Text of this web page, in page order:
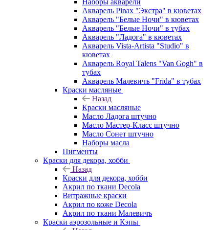
Наборы акварели
Акварель Pinax "Экстра" в кюветах
Акварель "Белые Ночи" в кюветах
Акварель "Белые Ночи" в тубах
Акварель "Ладога" в кюветах
Акварель Vista-Artista "Studio" в
кюветах
Акварель Royal Talens "Van Gogh" в
тубах
Акварель Малевичъ "Frida" в тубах
Краски масляные
Назад
Краски масляные
Масло Ладога штучно
Масло Мастер-Класс штучно
Масло Сонет штучно
Наборы масла
Пигменты
Краски для декора, хобби
Назад
Краски для декора, хобби
Акрил по ткани Decola
Витражные краски
Акрил по коже Decola
Акрил по ткани Малевичъ
Краски аэрозольные и Кэпы